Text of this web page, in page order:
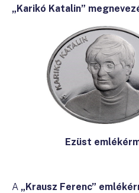
„Karikó Katalin”
Ezüst
A „Krausz Ferenc”